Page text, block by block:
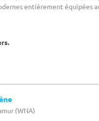
entièrement équipées
(WNA)